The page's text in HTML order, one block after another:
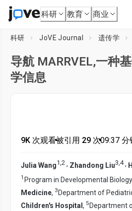
科研 教育 商业
科研 JoVE Journal 遗传学
导航 MARRVEL,一种
学信息
9K 次观看•被引用 29 次•09:37 分
Julia Wang1,2 , Zhandong Liu3,4,
1 Program in Developmental
Medicine, 3 Department of
Children's Hospital , 5 Department